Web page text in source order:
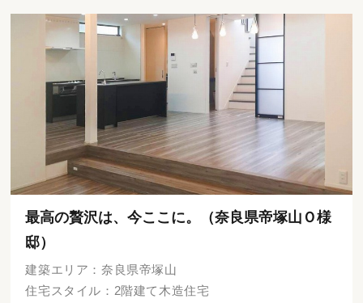
最高の贅沢は、今ここに。（奈良県帝塚山Ｏ様
邸）
建築エリア：奈良県帝塚山
住宅スタイル：2階建て木造住宅